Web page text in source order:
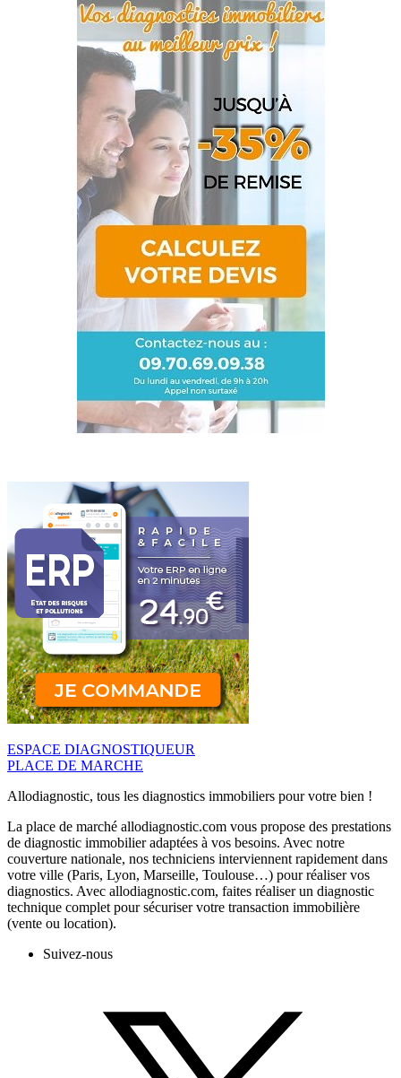
ESPACE DIAGNOSTIQUEUR
PLACE DE MARCHE
Allodiagnostic, tous les diagnostics immobiliers pour votre bien !
La place de marché allodiagnostic.com vous propose des prestations
de diagnostic immobilier adaptées à vos besoins. Avec notre
couverture nationale, nos techniciens interviennent rapidement dans
votre ville (Paris, Lyon, Marseille, Toulouse…) pour réaliser vos
diagnostics. Avec allodiagnostic.com, faites réaliser un diagnostic
technique complet pour sécuriser votre transaction immobilière
(vente ou location).
Suivez-nous